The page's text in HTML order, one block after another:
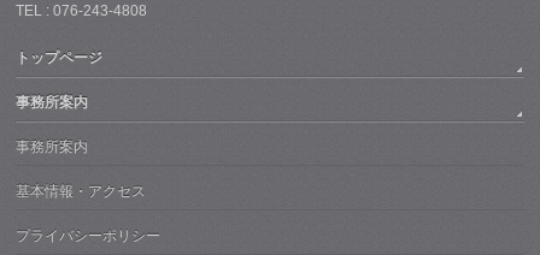
TEL : 076-243-4808
トップページ
事務所案内
事務所案内
基本情報・アクセス
プライバシーポリシー